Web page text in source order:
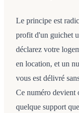
Le principe est
profit d'un guichet
déclarez votre
en location, et un
vous est délivré
Ce numéro devient
quelque support